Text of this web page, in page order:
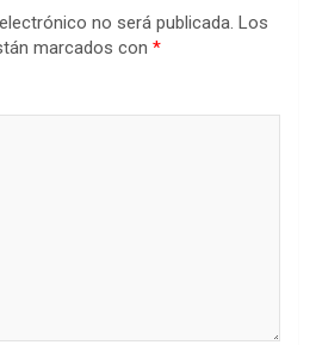
no será publicada. Los
marcados con *